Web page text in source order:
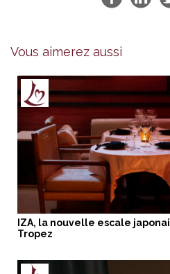
Vous aimerez aussi
IZA, la nouvelle escale
Tropez